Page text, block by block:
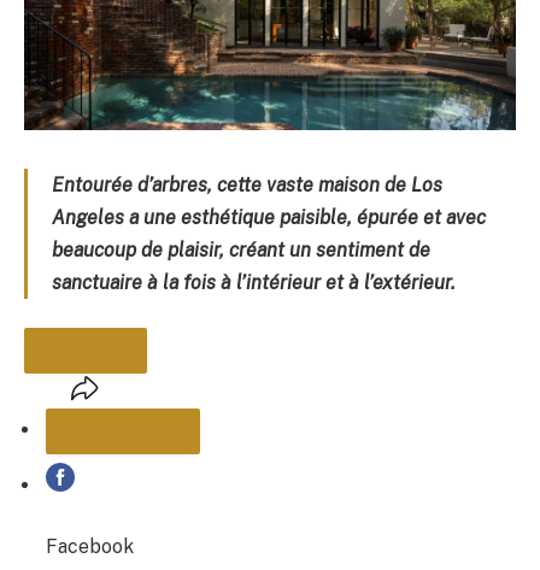
Entourée d’arbres, cette vaste maison de Los
Angeles a une esthétique paisible, épurée et avec
beaucoup de plaisir, créant un sentiment de
sanctuaire à la fois à l’intérieur et à l’extérieur.
PARTAGER
Facebook